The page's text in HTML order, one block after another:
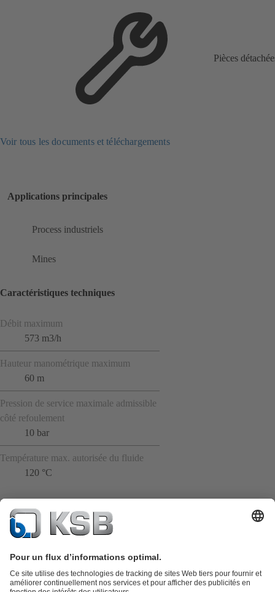
Pièces
Voir tous les documents et téléchargements
Applications principales
Process industriels
Mines
Caractéristiques techniques
Débit maximum
573 m3/h
Hauteur manométrique maximum
60 m
Pression de service maximale admissible
côté refoulement
10 bar
Température max. autorisée du fluide
120 °C